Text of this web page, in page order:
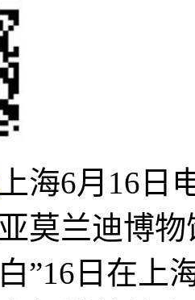
上海6月16
莫兰迪博
”16日在上